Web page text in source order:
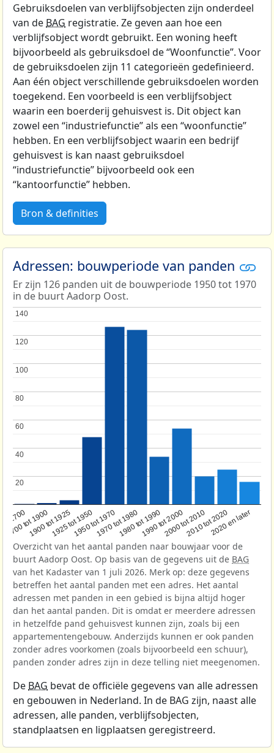
Gebruiksdoelen van verblijfsobjecten zijn onderdeel
van de BAG registratie. Ze geven aan hoe een
verblijfsobject wordt gebruikt. Een woning heeft
bijvoorbeeld als gebruiksdoel de “Woonfunctie”. Voor
de gebruiksdoelen zijn 11 categorieën gedefinieerd.
Aan één object verschillende gebruiksdoelen worden
toegekend. Een voorbeeld is een verblijfsobject
waarin een boerderij gehuisvest is. Dit object kan
zowel een “industriefunctie” als een “woonfunctie”
hebben. En een verblijfsobject waarin een bedrijf
gehuisvest is kan naast gebruiksdoel
“industriefunctie” bijvoorbeeld ook een
“kantoorfunctie” hebben.
Bron & definities
Adressen: bouwperiode van panden
Er zijn 126 panden uit de bouwperiode 1950 tot 1970
in de buurt Aadorp Oost.
1700
1700 tot 1900
1900 tot 19251925 tot 19501950 tot 19701970 tot 19801980 tot 19901990 tot 20002000 tot 20102010 tot 20202020 en later
20
20
40
40
60
60
80
80
100
100
120
120
140
140
Overzicht van het aantal panden naar bouwjaar voor de
buurt Aadorp Oost. Op basis van de gegevens uit de BAG
van het Kadaster van 1 juli 2026. Merk op: deze gegevens
betreffen het aantal panden met een adres. Het aantal
adressen met panden in een gebied is bijna altijd hoger
dan het aantal panden. Dit is omdat er meerdere adressen
in hetzelfde pand gehuisvest kunnen zijn, zoals bij een
appartementengebouw. Anderzijds kunnen er ook panden
zonder adres voorkomen (zoals bijvoorbeeld een schuur),
panden zonder adres zijn in deze telling niet meegenomen.
De BAG bevat de officiële gegevens van alle adressen
en gebouwen in Nederland. In de BAG zijn, naast alle
adressen, alle panden, verblijfsobjecten,
standplaatsen en ligplaatsen geregistreerd.